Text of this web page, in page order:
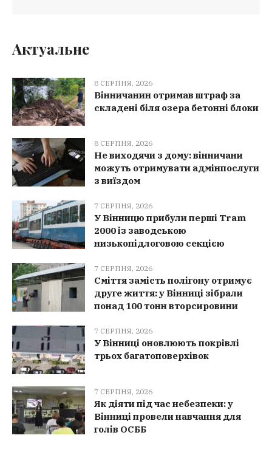
Актуальне
8 СЕРПНЯ, 2026
Вінничанин отримав штраф за
складені біля озера бетонні блоки
8 СЕРПНЯ, 2026
Не виходячи з дому: вінничани
можуть отримувати адмінпослуги
з виїздом
7 СЕРПНЯ, 2026
У Вінницю прибули перші Tram
2000 із заводською
низькопідлоговою секцією
7 СЕРПНЯ, 2026
Сміття замість полігону отримує
друге життя: у Вінниці зібрали
понад 100 тонн вторсировини
7 СЕРПНЯ, 2026
У Вінниці оновлюють покрівлі
трьох багатоповерхівок
7 СЕРПНЯ, 2026
Як діяти під час небезпеки: у
Вінниці провели навчання для
голів ОСББ